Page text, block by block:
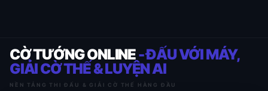
CỜ TƯỚNG ONLINE- ĐẤU VỚI MÁY,
GIẢI CỜ THẾ & LUYỆN AI
NỀN TẢNG THI ĐẤU & GIẢI CỜ THẾ HÀNG ĐẦU